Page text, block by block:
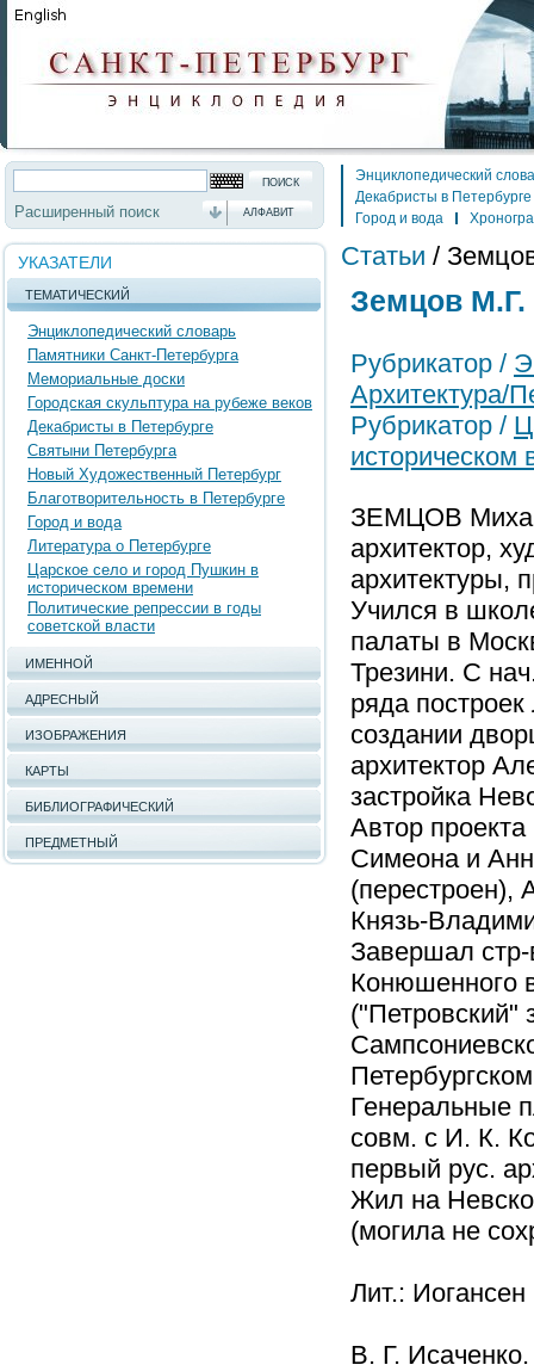
Расширенный поиск АЛФАВИТ
УКАЗАТЕЛИ
ТЕМАТИЧЕСКИЙ
Энциклопедический словарь
Памятники Санкт-Петербурга
Мемориальные доски
Городская скульптура на рубеже веков
Декабристы в Петербурге
Святыни Петербурга
Новый Художественный Петербург
Благотворительность в Петербурге
Город и вода
Литература о Петербурге
Царское село и город Пушкин в
историческом времени
Политические репрессии в годы
советской власти
ИМЕННОЙ
АДРЕСНЫЙ
ИЗОБРАЖЕНИЯ
КАРТЫ
БИБЛИОГРАФИЧЕСКИЙ
ПРЕДМЕТНЫЙ
Энциклопедический
Декабристы в Петербурге
Город и вода
Статьи /
Земцов М.Г.
Рубрикатор /
Архитектура/
Рубрикатор /
историческом
ЗЕМЦОВ
архитектор,
архитектуры,
Учился в
палаты в
Трезини. С
ряда
создании
архитектор
застройка
Автор
Симеона и
(перестроен),
Князь-
Завершал
Конюшенного
("Петровский"
Генеральные
совм. с И. К.
первый рус.
Жил на
(могила не
Лит.:
В. Г. Исаченко.